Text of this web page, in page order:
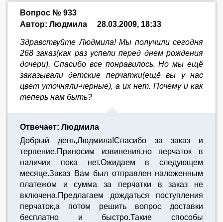
Вопрос № 933
Автор: Людмила
28.03.2009, 18:33
Здравствуйте Людмила! Мы получили сегодня
268 заказ(как раз успели перед днем рождения
дочери). Спасибо все понравилось. Но мы ещё
заказывали детские перчатки(ещё вы у нас
цвет уточняли-черные), а их нет. Почему и как
теперь нам быть?
Отвечает: Людмила
Добрый день,Людмила!Спасибо за заказ и
терпение.Приносим извинения,но перчаток в
наличии пока нет.Ожидаем в следующем
месяце.Заказ Вам был отправлен наложенным
платежом и сумма за перчатки в заказ не
включена.Предлагаем дождаться поступления
перчаток,а потом решить вопрос доставки
бесплатно и быстро.Такие способы